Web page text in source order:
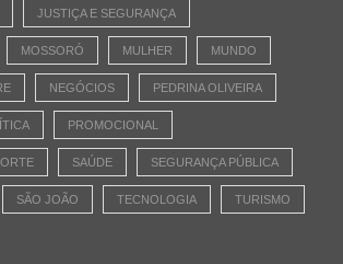
JUSTIÇA E SEGURANÇA
MOSSORÓ MULHER MUNDO
NEGÓCIOS PEDRINA OLIVEIRA
PROMOCIONAL
SAÚDE SEGURANÇA PÚBLICA
SÃO JOÃO TECNOLOGIA TURISMO